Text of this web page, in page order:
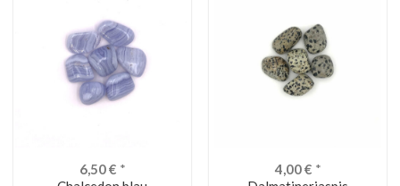
6,50€ *
4,00€ *